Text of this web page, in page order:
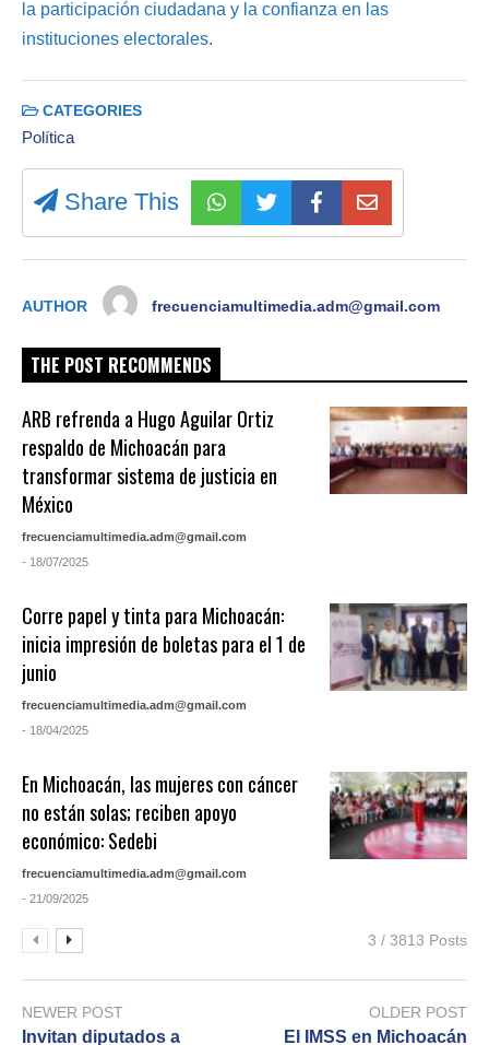
la participación ciudadana y la confianza en las
instituciones electorales.
CATEGORIES
Política
Share This
AUTHOR frecuenciamultimedia.adm@gmail.com
THE POST RECOMMENDS
ARB refrenda a Hugo Aguilar Ortiz
respaldo de Michoacán para
transformar sistema de justicia en
México
frecuenciamultimedia.adm@gmail.com
- 18/07/2025
Corre papel y tinta para Michoacán:
inicia impresión de boletas para el 1 de
junio
frecuenciamultimedia.adm@gmail.com
- 18/04/2025
En Michoacán, las mujeres con cáncer
no están solas; reciben apoyo
económico: Sedebi
frecuenciamultimedia.adm@gmail.com
- 21/09/2025
3 / 3813 Posts
NEWER POST
Invitan diputados a
OLDER POST
El IMSS en Michoacán